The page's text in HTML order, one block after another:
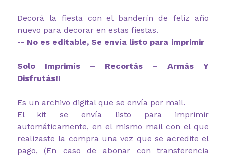
Decorá la fiesta con el banderín de feliz año
nuevo para decorar en estas fiestas.
-- No es editable, Se envía listo para imprimir
Solo Imprimís – Recortás – Armás Y
Disfrutás!!
Es un archivo digital que se envía por mail.
El kit se envía listo para imprimir
automáticamente, en el mismo mail con el que
realizaste la compra una vez que se acredite el
pago, (En caso de abonar con transferencia